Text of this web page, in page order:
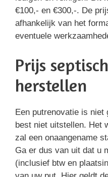
€100,- en €300,-. De
afhankelijk van het
eventuele
Prijs
herstellen
Een putrenovatie is niet
best niet uitstellen. Het
zal een onaangename
Ga er dus van uit dat u
(inclusief btw en